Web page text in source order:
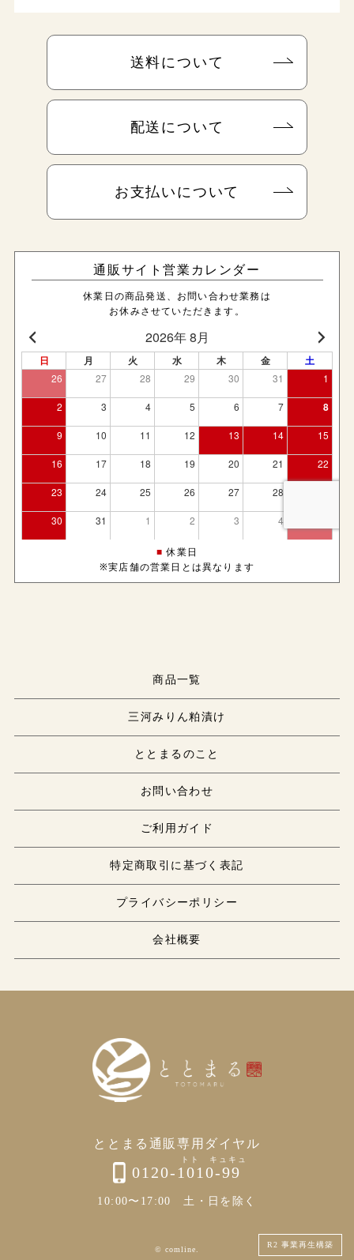
送料について
配送について
お支払いについて
通販サイト営業カレンダー
休業日の商品発送、お問い合わせ業務は
お休みさせていただきます。
■ 休業日
※実店舗の営業日とは異なります
商品一覧
三河みりん粕漬け
ととまるのこと
お問い合わせ
ご利用ガイド
特定商取引に基づく表記
プライバシーポリシー
会社概要
ととまる通販専用ダイヤル
0120-1010-99
10:00〜17:00 土・日を除く
© comline.
R2 事業再生構築